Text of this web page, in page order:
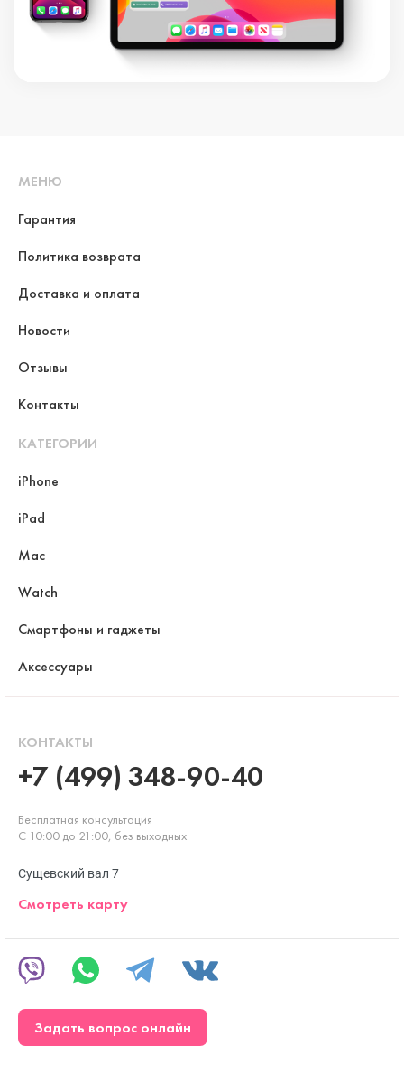
МЕНЮ
Гарантия
Политика возврата
Доставка и оплата
Новости
Отзывы
Контакты
КАТЕГОРИИ
iPhone
iPad
Mac
Watch
Смартфоны и гаджеты
Аксессуары
КОНТАКТЫ
+7 (499) 348-90-40
Бесплатная консультация
С 10:00 до 21:00, без выходных
Сущевский вал 7
Смотреть карту
Задать вопрос онлайн